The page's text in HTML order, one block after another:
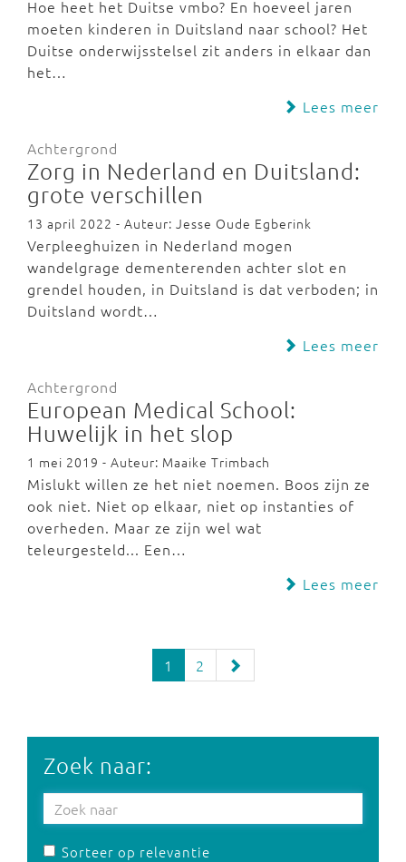
Hoe heet het Duitse vmbo? En hoeveel jaren
moeten kinderen in Duitsland naar school? Het
Duitse onderwijsstelsel zit anders in elkaar dan
het…
Lees meer
Achtergrond
Zorg in Nederland en Duitsland:
grote verschillen
13 april 2022 - Auteur: Jesse Oude Egberink
Verpleeghuizen in Nederland mogen
wandelgrage dementerenden achter slot en
grendel houden, in Duitsland is dat verboden; in
Duitsland wordt…
Lees meer
Achtergrond
European Medical School:
Huwelijk in het slop
1 mei 2019 - Auteur: Maaike Trimbach
Mislukt willen ze het niet noemen. Boos zijn ze
ook niet. Niet op elkaar, niet op instanties of
overheden. Maar ze zijn wel wat
teleurgesteld... Een…
Lees meer
1 2
Zoek naar:
Sorteer op relevantie